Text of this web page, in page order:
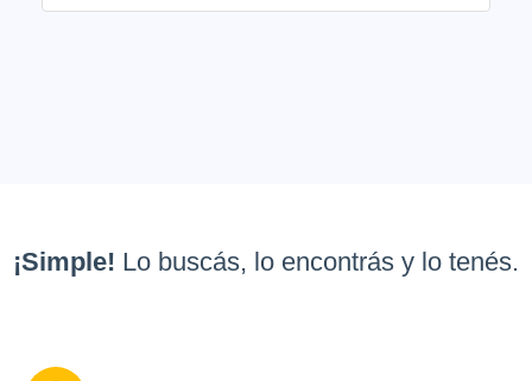
¡Simple! Lo buscás, lo encontrás y lo tenés.